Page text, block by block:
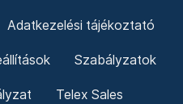
Adatkezelési tájékoztató
Szabályzatok
Telex Sales